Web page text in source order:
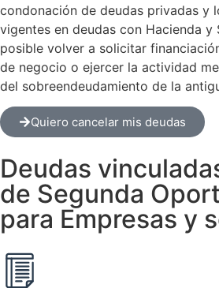
condonación de deudas privadas y
vigentes en deudas con Hacienda y
posible volver a solicitar
de negocio o ejercer la actividad
del sobreendeudamiento de la
Quiero cancelar mis deudas
Deudas
de Segunda
para Empresas y